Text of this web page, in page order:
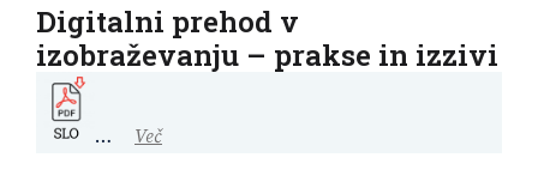
Digitalni prehod v
izobraževanju – prakse in izzivi
… Več